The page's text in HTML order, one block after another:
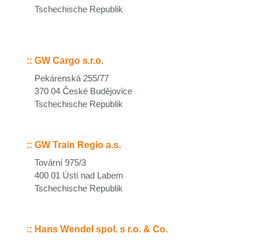
Tschechische Republik
:: GW Cargo s.r.o.
Pekárenská 255/77
370 04 České Budějovice
Tschechische Republik
:: GW Train Regio a.s.
Tovární 975/3
400 01 Ústí nad Labem
Tschechische Republik
:: Hans Wendel spol. s r.o. & Co.